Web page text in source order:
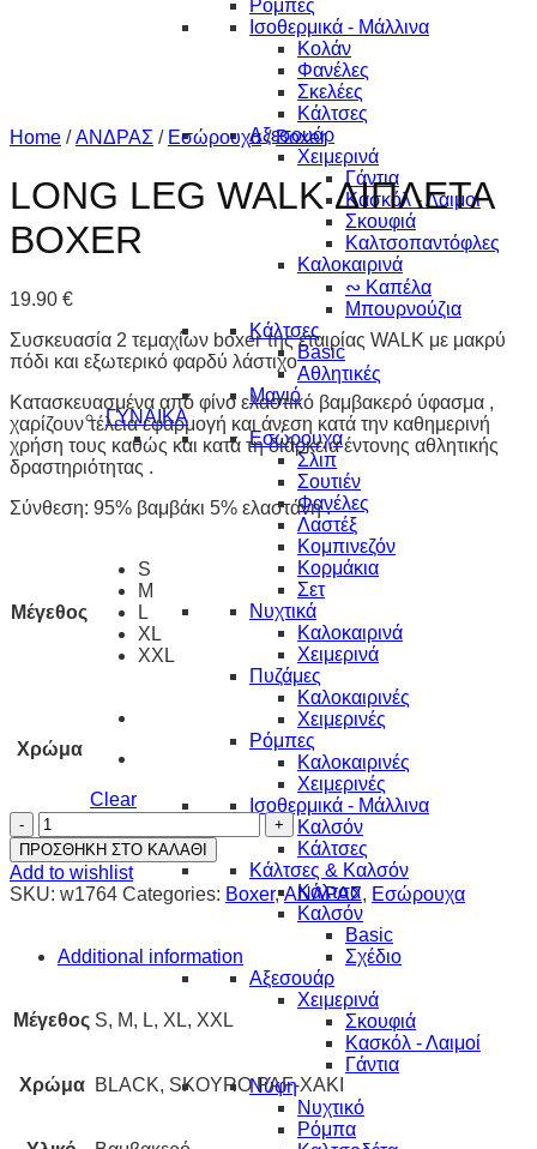
Ρόμπες
Ισοθερμικά - Μάλλινα
Κολάν
Φανέλες
Σκελέες
Κάλτσες
Αξεσουάρ
Χειμερινά
Γάντια
Κασκόλ - Λαιμοί
Σκουφιά
Καλτσοπαντόφλες
Καλοκαιρινά
∾ Καπέλα
Μπουρνούζια
Κάλτσες
Basic
Αθλητικές
Μαγιό
ΓΥΝΑΙΚΑ
Εσώρουχα
Σλιπ
Σουτιέν
Φανέλες
Λαστέξ
Κομπινεζόν
Κορμάκια
Σετ
Νυχτικά
Καλοκαιρινά
Χειμερινά
Πυζάμες
Καλοκαιρινές
Χειμερινές
Ρόμπες
Καλοκαιρινές
Χειμερινές
Ισοθερμικά - Μάλλινα
Καλσόν
Κάλτσες
Κάλτσες & Καλσόν
Κάλτσα
Καλσόν
Basic
Σχέδιο
Αξεσουάρ
Χειμερινά
Σκουφιά
Κασκόλ - Λαιμοί
Γάντια
Νύφη
Νυχτικό
Ρόμπα
Home / ΑΝΔΡΑΣ / Εσώρουχα / Boxer
LONG LEG WALK ΔΙΠΛΕΤΑ
BOXER
19.90 €
Συσκευασία 2 τεμαχίων boxer της εταιρίας WALK με μακρύ
πόδι και εξωτερικό φαρδύ λάστιχο .
Κατασκευασμένα από φίνο ελαστικό βαμβακερό ύφασμα ,
χαρίζουν τέλεια εφαρμογή και άνεση κατά την καθημερινή
χρήση τους καθώς και κατά τη διάρκεια έντονης αθλητικής
δραστηριότητας .
Σύνθεση: 95% βαμβάκι 5% ελαστάνη .
Μέγεθος
S
M
L
XL
XXL
Χρώμα
Clear
LONG
LEG
WALK
ΔΙΠΛΕΤΑ
BOXER
ΠΡΟΣΘΗΚΗ ΣΤΟ ΚΑΛΑΘΙ
Add to wishlist
SKU: w1764 Categories: Boxer,ΑΝΔΡΑΣ, Εσώρουχα
Additional information
Μέγεθος S, M, L, XL, XXL
Χρώμα BLACK, SKOYRO PAF-XAKI